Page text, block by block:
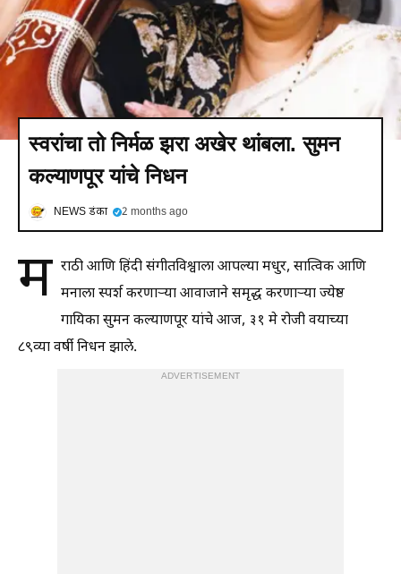
स्वरांचा तो निर्मळ झरा अखेर थांबला. सुमन
कल्याणपूर यांचे निधन
NEWS डंका 2 months ago
म राठी आणि हिंदी संगीतविश्वाला आपल्या मधुर, सात्विक आणि
मनाला स्पर्श करणाऱ्या आवाजाने समृद्ध करणाऱ्या ज्येष्ठ
गायिका सुमन कल्याणपूर यांचे आज, ३१ मे रोजी वयाच्या
८९व्या वर्षी निधन झाले.
ADVERTISEMENT